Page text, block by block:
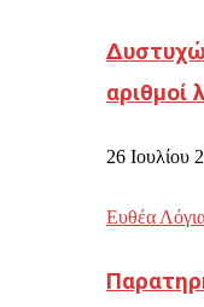
αριθμοί
26 Ιουλίου
Ευθέα